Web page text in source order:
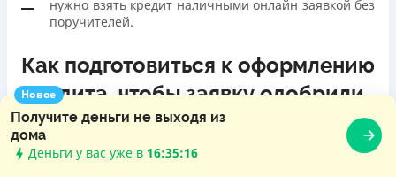
Новое
Получите деньги не выходя из
дома
Деньги у вас уже в 16:35:17
нужно взять кредит наличными онлайн заявкой без
поручителей.
Как подготовиться к оформлению
кредита, чтобы заявку одобрили
Проверьте свой кредитный рейтинг
- это можно